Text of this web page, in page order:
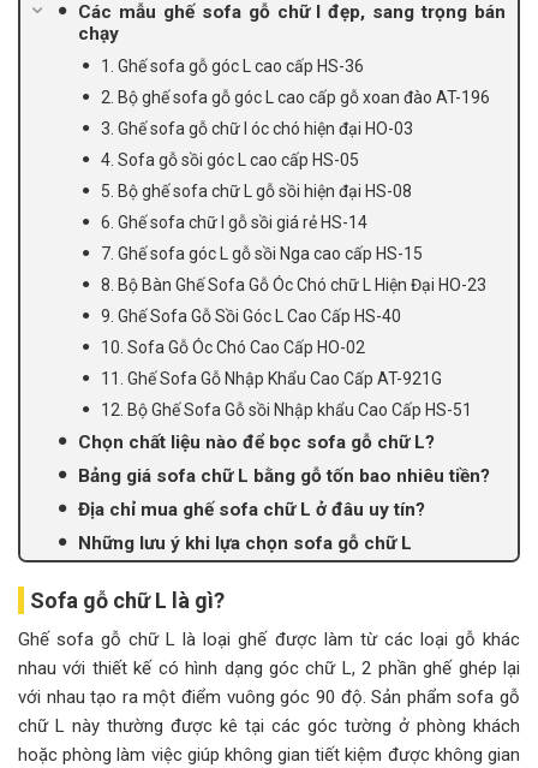
Các mẫu ghế sofa gỗ chữ l đẹp, sang trọng bán
chạy
1. Ghế sofa gỗ góc L cao cấp HS-36
2. Bộ ghế sofa gỗ góc L cao cấp gỗ xoan đào AT-196
3. Ghế sofa gỗ chữ l óc chó hiện đại HO-03
4. Sofa gỗ sồi góc L cao cấp HS-05
5. Bộ ghế sofa chữ L gỗ sồi hiện đại HS-08
6. Ghế sofa chữ l gỗ sồi giá rẻ HS-14
7. Ghế sofa góc L gỗ sồi Nga cao cấp HS-15
8. Bộ Bàn Ghế Sofa Gỗ Óc Chó chữ L Hiện Đại HO-23
9. Ghế Sofa Gỗ Sồi Góc L Cao Cấp HS-40
10. Sofa Gỗ Óc Chó Cao Cấp HO-02
11. Ghế Sofa Gỗ Nhập Khẩu Cao Cấp AT-921G
12. Bộ Ghế Sofa Gỗ sồi Nhập khẩu Cao Cấp HS-51
Chọn chất liệu nào để bọc sofa gỗ chữ L?
Bảng giá sofa chữ L bằng gỗ tốn bao nhiêu tiền?
Địa chỉ mua ghế sofa chữ L ở đâu uy tín?
Những lưu ý khi lựa chọn sofa gỗ chữ L
Sofa gỗ chữ L là gì?
Ghế sofa gỗ chữ L là loại ghế được làm từ các loại gỗ khác
nhau với thiết kế có hình dạng góc chữ L, 2 phần ghế ghép lại
với nhau tạo ra một điểm vuông góc 90 độ. Sản phẩm sofa gỗ
chữ L này thường được kê tại các góc tường ở phòng khách
hoặc phòng làm việc giúp không gian tiết kiệm được không gian